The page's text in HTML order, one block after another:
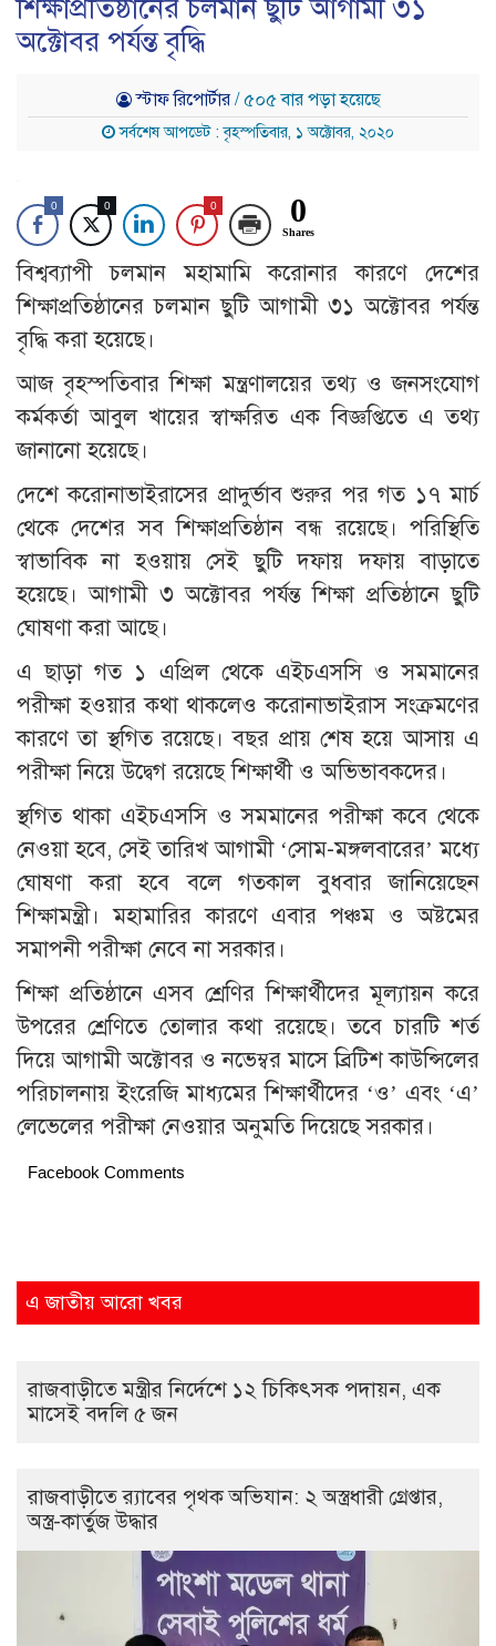
শিক্ষাপ্রতিষ্ঠানের চলমান ছুটি আগামী ৩১
অক্টোবর পর্যন্ত বৃদ্ধি
স্টাফ রিপোর্টার/ ৫০৫ বার পড়া হয়েছে
সর্বশেষ আপডেট : বৃহস্পতিবার, ১ অক্টোবর, ২০২০
0 0 0 0
Shares
বিশ্বব্যাপী চলমান মহামামি করোনার কারণে দেশের
শিক্ষাপ্রতিষ্ঠানের চলমান ছুটি আগামী ৩১ অক্টোবর পর্যন্ত
বৃদ্ধি করা হয়েছে।
আজ বৃহস্পতিবার শিক্ষা মন্ত্রণালয়ের তথ্য ও জনসংযোগ
কর্মকর্তা আবুল খায়ের স্বাক্ষরিত এক বিজ্ঞপ্তিতে এ তথ্য
জানানো হয়েছে।
দেশে করোনাভাইরাসের প্রাদুর্ভাব শুরুর পর গত ১৭ মার্চ
থেকে দেশের সব শিক্ষাপ্রতিষ্ঠান বন্ধ রয়েছে। পরিস্থিতি
স্বাভাবিক না হওয়ায় সেই ছুটি দফায় দফায় বাড়াতে
হয়েছে। আগামী ৩ অক্টোবর পর্যন্ত শিক্ষা প্রতিষ্ঠানে ছুটি
ঘোষণা করা আছে।
এ ছাড়া গত ১ এপ্রিল থেকে এইচএসসি ও সমমানের
পরীক্ষা হওয়ার কথা থাকলেও করোনাভাইরাস সংক্রমণের
কারণে তা স্থগিত রয়েছে। বছর প্রায় শেষ হয়ে আসায় এ
পরীক্ষা নিয়ে উদ্বেগ রয়েছে শিক্ষার্থী ও অভিভাবকদের।
স্থগিত থাকা এইচএসসি ও সমমানের পরীক্ষা কবে থেকে
নেওয়া হবে, সেই তারিখ আগামী ‘সোম-মঙ্গলবারের’ মধ্যে
ঘোষণা করা হবে বলে গতকাল বুধবার জানিয়েছেন
শিক্ষামন্ত্রী। মহামারির কারণে এবার পঞ্চম ও অষ্টমের
সমাপনী পরীক্ষা নেবে না সরকার।
শিক্ষা প্রতিষ্ঠানে এসব শ্রেণির শিক্ষার্থীদের মূল্যায়ন করে
উপরের শ্রেণিতে তোলার কথা রয়েছে। তবে চারটি শর্ত
দিয়ে আগামী অক্টোবর ও নভেম্বর মাসে ব্রিটিশ কাউন্সিলের
পরিচালনায় ইংরেজি মাধ্যমের শিক্ষার্থীদের ‘ও’ এবং ‘এ’
লেভেলের পরীক্ষা নেওয়ার অনুমতি দিয়েছে সরকার।
Facebook Comments
এ জাতীয় আরো খবর
রাজবাড়ীতে মন্ত্রীর নির্দেশে ১২ চিকিৎসক পদায়ন, এক
মাসেই বদলি ৫ জন
রাজবাড়ীতে র‌্যাবের পৃথক অভিযান: ২ অস্ত্রধারী গ্রেপ্তার,
অস্ত্র-কার্তুজ উদ্ধার